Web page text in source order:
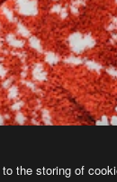
the storing of